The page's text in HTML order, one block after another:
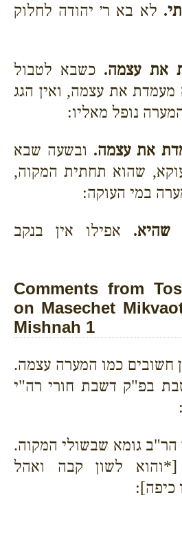
לא בא ר׳ יהודה לחלוק
את עצמה. כשבא לטבול
מעמדת את עצמה, ואין הגג
נופל מאליו:
את עצמה. ובשעה שבא
שהוא תחתית המקוה,
במי העוקה:
שהיא. אפילו אין בנקב
Comments from
on Masechet
Mishnah 1
חשובים כמו המערה עצמה.
בפ"ק דשבת חורי רה"י
הר"ב גומא שבשולי המקוה.
לשון קבה ואהל
כיפה]: